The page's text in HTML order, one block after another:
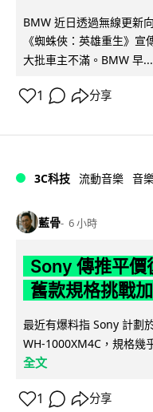
BMW 近日透過無線更新
《蜘蛛俠：英雄重生》
大批車主不滿。BMW 早...
1 分享
3C科技 流動音樂 音
藍骨 6 小時
Sony 傳推平
舊款規格挑戰
最近有爆料指 Sony 計劃
WH-1000XM4C，規格幾
全文
1 分享